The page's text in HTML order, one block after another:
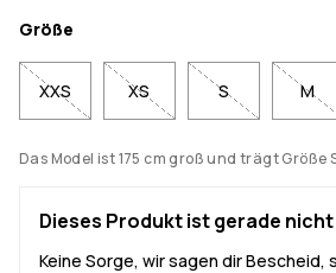
Größe
XXS XS S M
Das Model ist 175 cm groß und trägt Größe
Dieses Produkt ist gerade
Keine Sorge, wir sagen dir Bescheid,